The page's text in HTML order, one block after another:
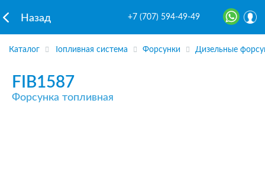
Назад +7 (707) 594-49-49
Каталог Топливная система Форсунки Дизельные
FIB1587
Форсунка топливная